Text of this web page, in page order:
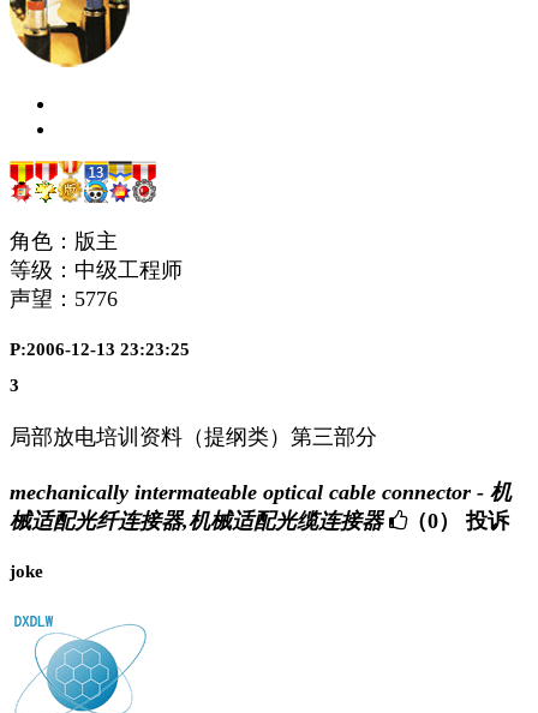
角色：版主
等级：中级工程师
声望： 5776
P:2006-12-13 23:23:25
3
局部放电培训资料（提纲类）第三部分
mechanically intermateable optical cable connector - 机
械适配光纤连接器,机械适配光缆连接器
（0） 投诉
joke